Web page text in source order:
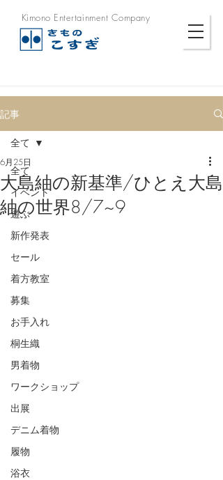
Kimono Entertainment Company
記事
全て
イベント
遊ぶ
新作発表
セール
着方教室
募集
お手入れ
桐生織
男着物
ワークショップ
出展
デニム着物
履物
浴衣
全て
大島紬の新基準/ひとえ大島
紬の世界8/7~9
6月25日